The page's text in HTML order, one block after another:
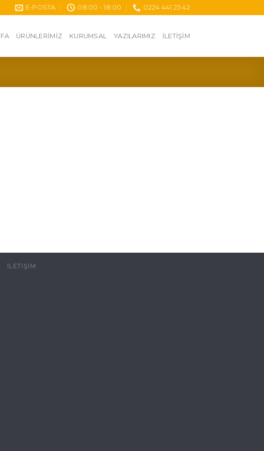
E-POSTA 08:00 - 18:00 0224 441 25 42
ÜRÜNLERIMIZ KURUMSAL YAZILARIMIZ İLETİŞİM
İLETİŞİM